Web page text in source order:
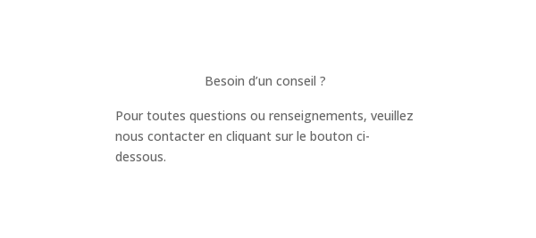
Besoin d’un conseil ?
Pour toutes questions ou renseignements, veuillez
nous contacter en cliquant sur le bouton ci-
dessous.